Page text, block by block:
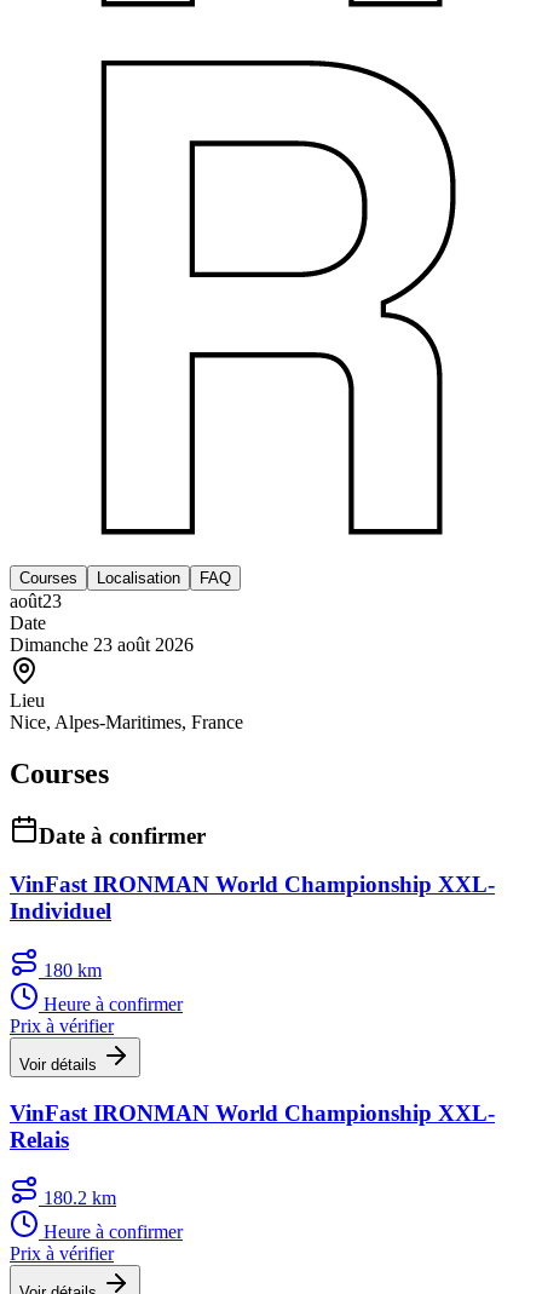
Courses Localisation FAQ
août23
Date
Dimanche 23 août 2026
Lieu
Nice, Alpes-Maritimes, France
Courses
Date à confirmer
VinFast IRONMAN World Championship XXL-
Individuel
180 km
Heure à confirmer
Prix à vérifier
Voir détails
VinFast IRONMAN World Championship XXL-
Relais
180.2 km
Heure à confirmer
Prix à vérifier